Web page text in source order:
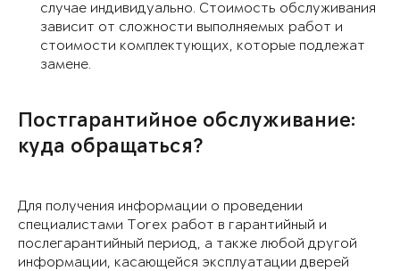
случае индивидуально. Стоимость обслуживания
зависит от сложности выполняемых работ и
стоимости комплектующих, которые подлежат
замене.
Постгарантийное обслуживание:
куда обращаться?
Для получения информации о проведении
специалистами Torex работ в гарантийный и
послегарантийный период, а также любой другой
информации, касающейся эксплуатации дверей